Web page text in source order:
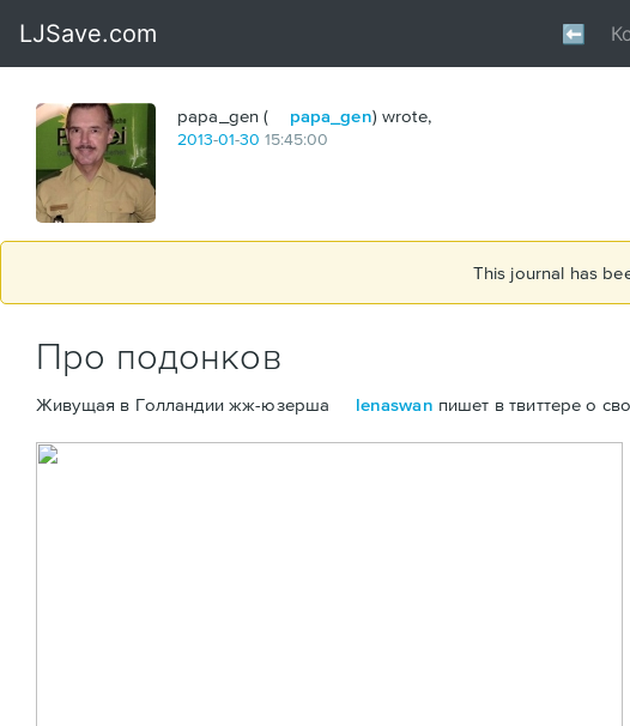
papa_gen ( papa_gen) wrote,
2013-01-30 15:45:00
This journal has
Про подонков
Живущая в Голландии жж-юзерша lenaswan пишет в твиттере о